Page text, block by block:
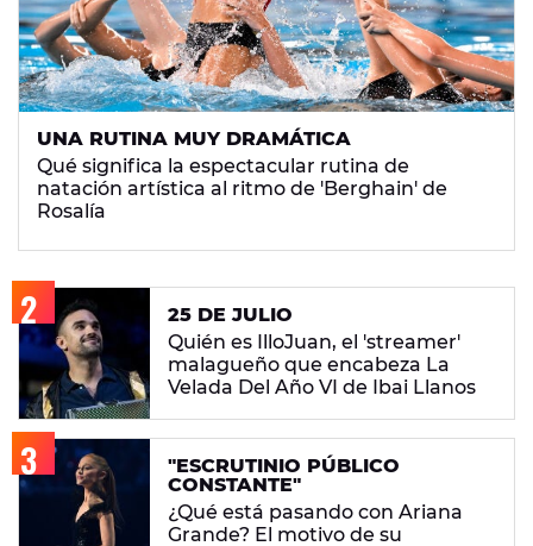
UNA RUTINA MUY DRAMÁTICA
Qué significa la espectacular rutina de
natación artística al ritmo de 'Berghain' de
Rosalía
25 DE JULIO
Quién es IlloJuan, el 'streamer'
malagueño que encabeza La
Velada Del Año VI de Ibai Llanos
"ESCRUTINIO PÚBLICO
CONSTANTE"
¿Qué está pasando con Ariana
Grande? El motivo de su